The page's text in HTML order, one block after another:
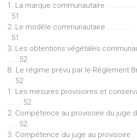
1. La marque communautaire . . . . . . . .
. 51
2. Le modèle communautaire . . . . . . . .
. 51
3. Les obtentions végétales
. . . 52
B. Le régime prévu par le Règlement
. . 52
1. Les mesures provisoires et
. . . . 52
2. Compétence au provisoire du juge
. . . 52
3. Compétence du juge au provisoire . .